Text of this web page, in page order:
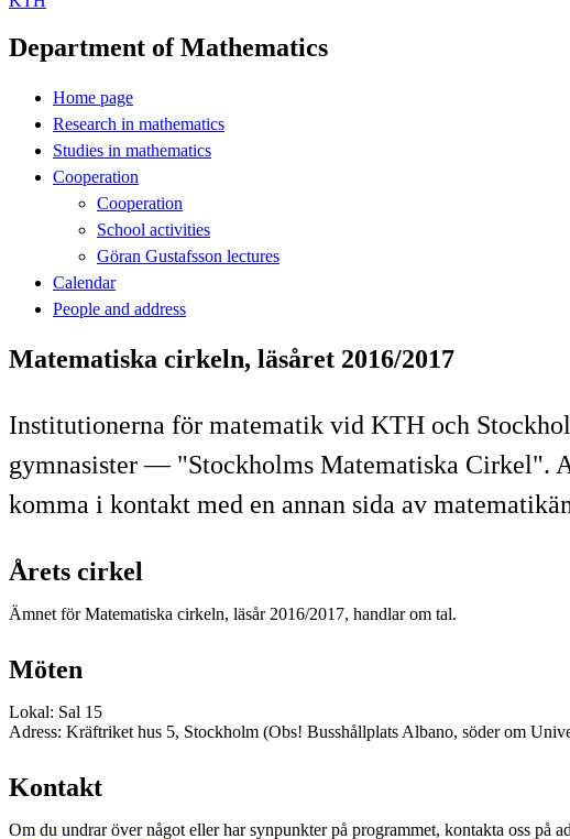
Department of Mathematics
Home page
Research in mathematics
Studies in mathematics
Cooperation
Cooperation
School activities
Göran Gustafsson lectures
Calendar
People and address
Matematiska cirkeln, läsåret 2016/2017
Institutionerna för matematik vid KTH och
gymnasister — "Stockholms Matematiska Cirkel".
komma i kontakt med en annan sida av
Årets cirkel
Ämnet för Matematiska cirkeln, läsår 2016/2017, handlar om tal.
Möten
Lokal: Sal 15
Adress: Kräftriket hus 5, Stockholm (Obs! Busshållplats Albano, söder om
Kontakt
Om du undrar över något eller har synpunkter på programmet, kontakta oss på